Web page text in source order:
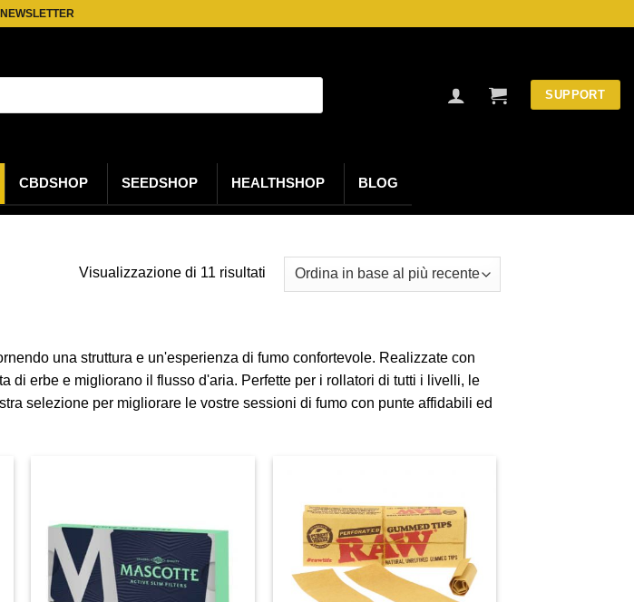
NEWSLETTER
SUPPORT
CBDSHOP SEEDSHOP HEALTHSHOP BLOG
Visualizzazione di 11 risultatiOrdina
più
recente
una struttura e un'esperienza di fumo confortevole. Realizzate con
di erbe e migliorano il flusso d'aria. Perfette per i rollatori di tutti i livelli, le
selezione per migliorare le vostre sessioni di fumo con punte affidabili ed